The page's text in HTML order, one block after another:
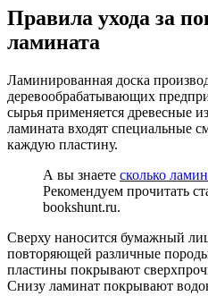
Правила ухода за
ламината
Ламинированная доска
деревообрабатывающих
сырья применяется древесные
ламината входят специальные
каждую пластину.
А вы знаете сколько
Рекомендуем прочитать
bookshunt.ru.
Сверху наносится бумажный
повторяющей различные
пластины покрывают
Снизу ламинат покрывают